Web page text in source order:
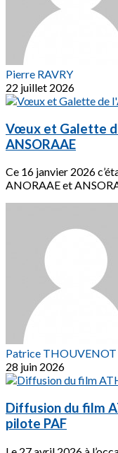
Pierre RAVRY
22 juillet 2026
Vœux et Galette
ANSORAAE
Ce 16 janvier 2026
ANORAAE et
Patrice THOUVENOT
28 juin 2026
Diffusion du film
pilote PAF